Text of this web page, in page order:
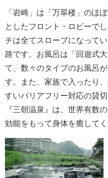
「岩崎」は「万翠楼」のほ
としたフロント・ロビーで
チは全てスロープになって
路です。お風呂は「回遊式
て、数々のタイプのお風呂
す。また、家族で入ったり
すいバリアフリー対応の貸切
『三朝温泉』は、世界有数
効能をもって身体を癒してく